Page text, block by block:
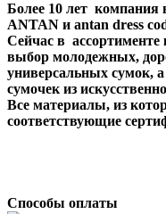
Более 10 лет компания
ANTAN и antan dress
Сейчас в
выбор молодежных,
универсальных сумок,
сумочек из
Все материалы, из
соответствующие
Способы оплаты